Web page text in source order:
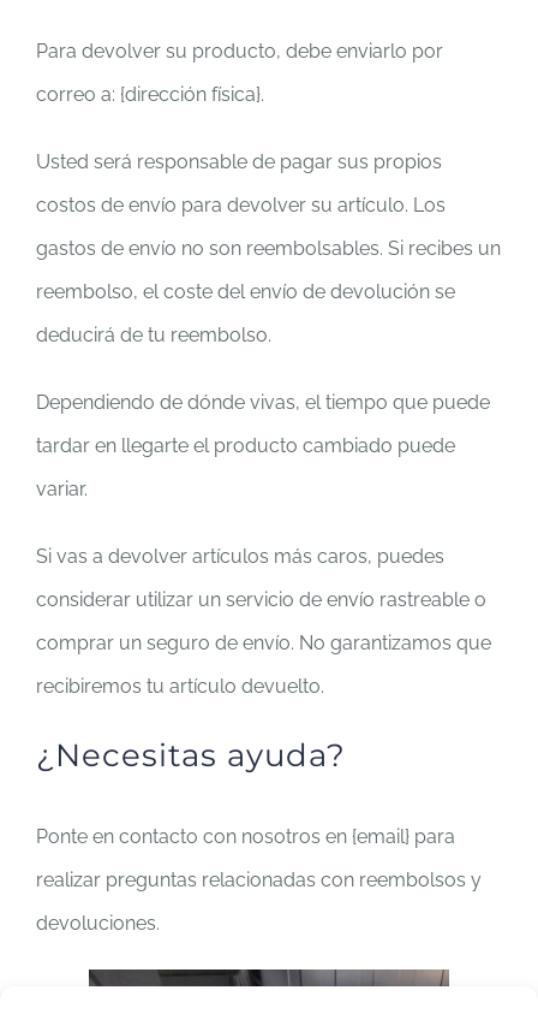
Para devolver su producto, debe enviarlo por
correo a: {dirección física}.
Usted será responsable de pagar sus propios
costos de envío para devolver su artículo. Los
gastos de envío no son reembolsables. Si recibes un
reembolso, el coste del envío de devolución se
deducirá de tu reembolso.
Dependiendo de dónde vivas, el tiempo que puede
tardar en llegarte el producto cambiado puede
variar.
Si vas a devolver artículos más caros, puedes
considerar utilizar un servicio de envío rastreable o
comprar un seguro de envío. No garantizamos que
recibiremos tu artículo devuelto.
¿Necesitas ayuda?
Ponte en contacto con nosotros en {email} para
realizar preguntas relacionadas con reembolsos y
devoluciones.